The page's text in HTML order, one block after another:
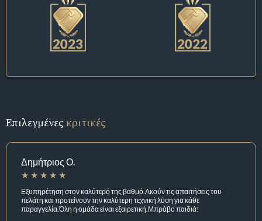
Επιλεγμένεςκριτικές
Δημήτριος Ο.
Εξυπηρέτηση στον καλύτερό της βαθμό.Ακούν τις απαιτήσεις του
πελάτη και προτείνουν την καλύτερη τεχνική λύση για κάθε
παραγγελία.Όλη η ομάδα είναι εξαιρετική.Μπράβο παιδιά!